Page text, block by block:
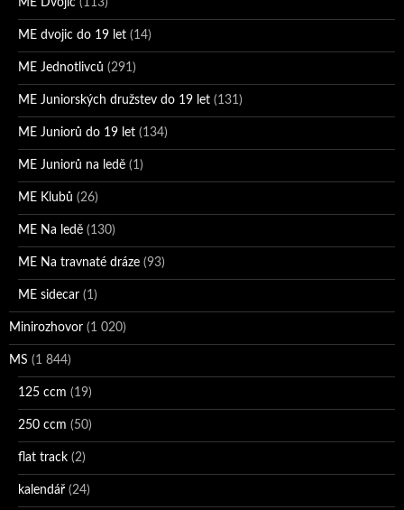
ME dvojic do 19 let (14)
ME Jednotlivců (291)
ME Juniorských družstev do 19 let (131)
ME Juniorů do 19 let (134)
ME Juniorů na ledě (1)
ME Klubů (26)
ME Na ledě (130)
ME Na travnaté dráze (93)
ME sidecar (1)
Minirozhovor (1 020)
MS (1 844)
125 ccm (19)
250 ccm (50)
flat track (2)
kalendář (24)